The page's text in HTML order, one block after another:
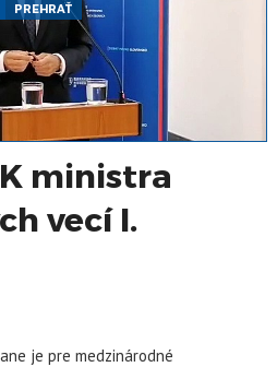
PREHRAŤ
ministra
vecí I.
je pre medzinárodné